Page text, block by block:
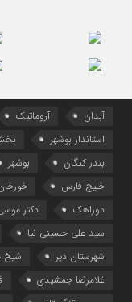
آبدان آروماتیک
استاندار بوشهر
بندر کنگان
بوشهر
خلیج فارس
دوراهک
دکتر
سید علی حسینی نیا
شهرستان دیر
شیخ
غلامرضا جمشیدی